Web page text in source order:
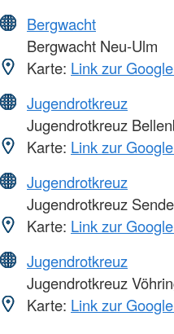
Bergwacht
Bergwacht Neu-Ulm
Karte: Link zur
Jugendrotkreuz
Jugendrotkreuz
Karte: Link zur
Jugendrotkreuz
Jugendrotkreuz
Karte: Link zur
Jugendrotkreuz
Jugendrotkreuz
Karte: Link zur